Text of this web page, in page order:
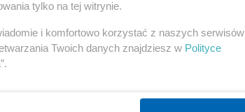
Hajle Syllasje I (również firmy
Rolex, który należał do
USD.
tylko na tej witrynie.
i komfortowo korzystać z naszych serwisów
Twoich danych znajdziesz w Polityce